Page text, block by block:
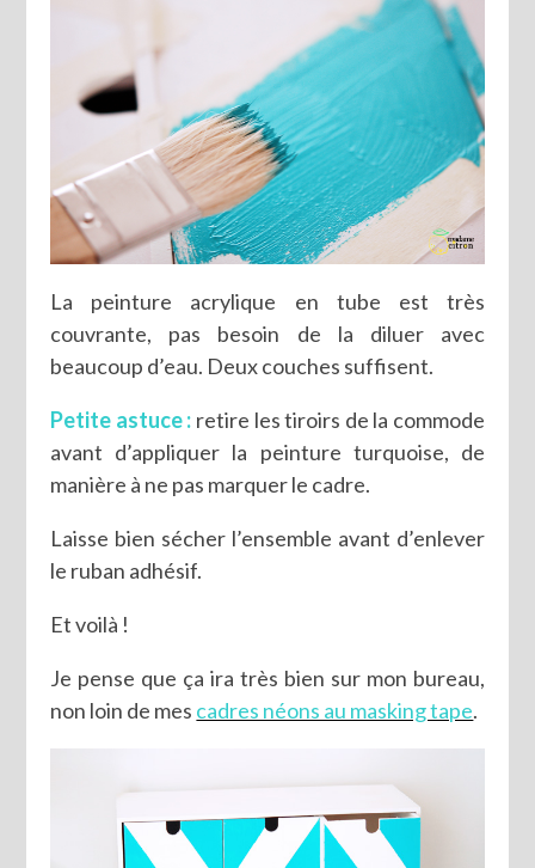
La peinture acrylique en tube est très
couvrante, pas besoin de la diluer avec
beaucoup d’eau. Deux couches suffisent.
Petite astuce : retire les tiroirs de la commode
avant d’appliquer la peinture turquoise, de
manière à ne pas marquer le cadre.
Laisse bien sécher l’ensemble avant d’enlever
le ruban adhésif.
Et voilà !
Je pense que ça ira très bien sur mon bureau,
non loin de mes cadres néons au masking tape.